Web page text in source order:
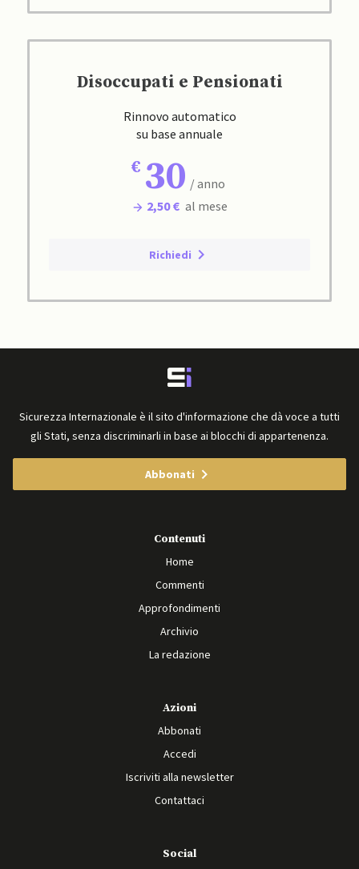
Disoccupati e Pensionati
Rinnovo automatico
su base annuale
30 / anno
2,50 € al mese
Richiedi
Sicurezza Internazionale è il sito d'informazione che dà voce a tutti
gli Stati, senza discriminarli in base ai blocchi di appartenenza.
Abbonati
Contenuti
Home
Commenti
Approfondimenti
Archivio
La redazione
Azioni
Abbonati
Accedi
Iscriviti alla newsletter
Contattaci
Social